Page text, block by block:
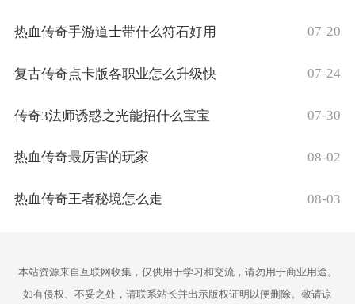
热血传奇手游道士带什么符石好用 07-20
复古传奇点卡版各职业怎么升级快 07-24
传奇3法师诱惑之光能招什么宝宝 07-30
热血传奇最厉害的玩家 08-02
热血传奇王者秘境怎么走 08-03
本站资源来自互联网收集，仅供用于学习和交流，请勿用于商业用途。
如有侵权、不妥之处，请联系站长并出示版权证明以便删除。敬请谅